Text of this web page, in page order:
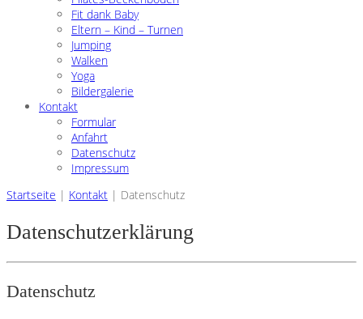
Fit dank Baby
Eltern – Kind – Turnen
Jumping
Walken
Yoga
Bildergalerie
Kontakt
Formular
Anfahrt
Datenschutz
Impressum
Startseite | Kontakt | Datenschutz
Datenschutzerklärung
Datenschutz